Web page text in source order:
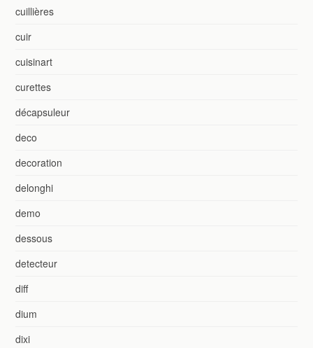
cuillières
cuir
cuisinart
curettes
décapsuleur
deco
decoration
delonghi
demo
dessous
detecteur
diff
dium
dixi